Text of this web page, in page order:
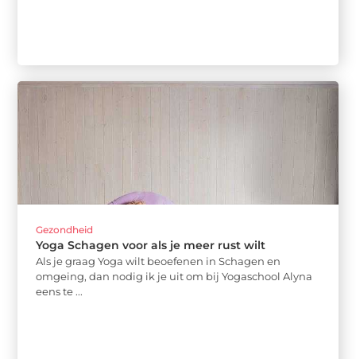
Gezondheid
Yoga Schagen voor als je meer rust wilt
Als je graag Yoga wilt beoefenen in Schagen en
omgeing, dan nodig ik je uit om bij Yogaschool Alyna
eens te ...